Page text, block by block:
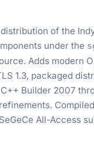
of the
under the
Adds modern
1.3, packaged
Builder 2007
All-Access